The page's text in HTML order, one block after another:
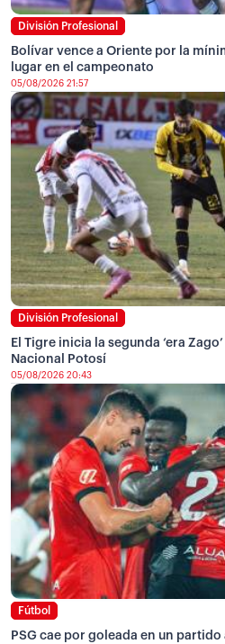
División Profesional
Bolívar vence a Oriente por la
lugar en el campeonato
05/08/2026 21:57
División Profesional
El Tigre inicia la segunda ‘era
Nacional Potosí
05/08/2026 20:43
Fútbol
PSG cae por goleada en un